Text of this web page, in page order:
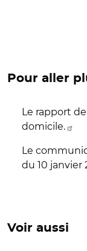
Pour aller
Le rapport
domicile.
Le
du 10 janvier
Voir aussi